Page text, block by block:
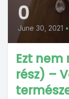
0
June 30, 2021 •
Ezt nem
rész) –